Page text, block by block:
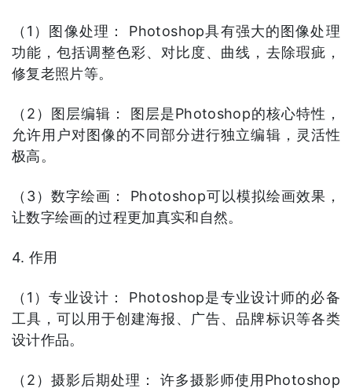
（1）图像处理： Photoshop具有强大的图像处理
功能，包括调整色彩、对比度、曲线，去除瑕疵，
修复老照片等。
（2）图层编辑： 图层是Photoshop的核心特性，
允许用户对图像的不同部分进行独立编辑，灵活性
极高。
（3）数字绘画： Photoshop可以模拟绘画效果，
让数字绘画的过程更加真实和自然。
4. 作用
（1）专业设计： Photoshop是专业设计师的必备
工具，可以用于创建海报、广告、品牌标识等各类
设计作品。
（2）摄影后期处理： 许多摄影师使用Photoshop